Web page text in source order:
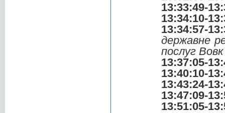
13:33:49-
13:34:10-
13:34:57-
державне
послуг
13:37:05-
13:40:10-
13:43:24-
13:47:09-
13:51:05-